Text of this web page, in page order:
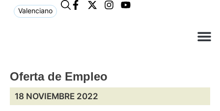
Valenciano
Oferta de Empleo
18 NOVIEMBRE 2022